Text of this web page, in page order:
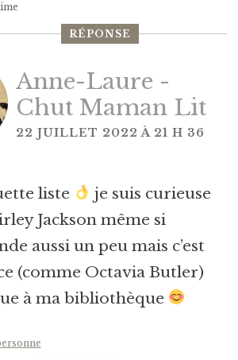
RÉPONSE
Anne-Laure -
Chut Maman Lit
22 JUILLET 2022 À 21 H 36
liste
je suis curieuse
Jackson même si
aussi un peu mais c’est
(comme Octavia Butler)
à ma bibliothèque